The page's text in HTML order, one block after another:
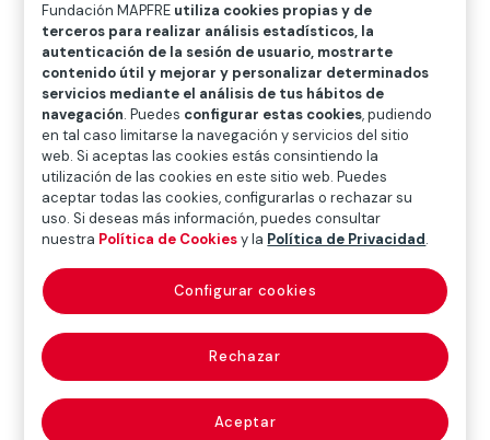
V
W X Y Z
Diccionario de seguros
derechos de
registro
(registration fees)
Recargo en la prima autorizada en su día (en España)
por los organismos públicos competentes a las
entidades de seguros, destinado a compensar el
incremento en sus gastos de personal, consecuencia
Fundación MAPFRE utiliza cookies propias y de
terceros para realizar análisis estadísticos, la
autenticación de la sesión de usuario, mostrarte
contenido útil y mejorar y personalizar determinados
servicios mediante el análisis de tus hábitos de
navegación. Puedes configurar estas cookies, pudiendo
en tal caso limitarse la navegación y servicios del sitio
web. Si aceptas las cookies estás consintiendo la
utilización de las cookies en este sitio web. Puedes
aceptar todas las cookies, configurarlas o rechazar su
uso. Si deseas más información, puedes consultar
nuestra Política de Cookiesy la Política de Privacidad.
Rechazar
Aceptar
Configurar cookies